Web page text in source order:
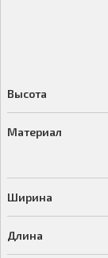
Высота
Материал
Ширина
Длина